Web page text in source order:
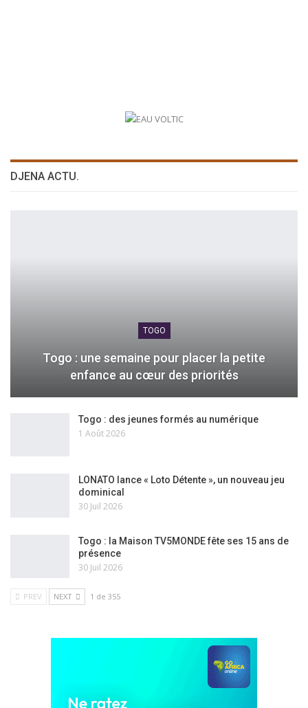
DJENA ACTU.
TOGO
Togo : une semaine pour placer la petite
enfance au cœur des priorités
Togo : des jeunes formés au numérique
1 Août 2026
LONATO lance « Loto Détente », un nouveau jeu
dominical
30 Juil 2026
Togo : la Maison TV5MONDE fête ses 15 ans de
présence
30 Juil 2026
PREV NEXT 1 de 355